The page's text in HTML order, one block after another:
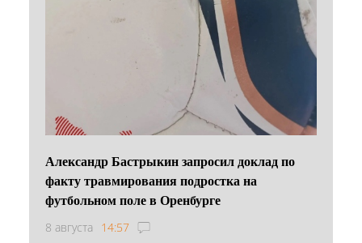
Александр Бастрыкин запросил доклад по
факту травмирования подростка на
футбольном поле в Оренбурге
8 августа 14:57